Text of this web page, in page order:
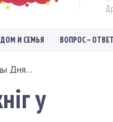
ДОМ И СЕМЬЯ ВОПРОС – ОТВЕТ
Дня...
у